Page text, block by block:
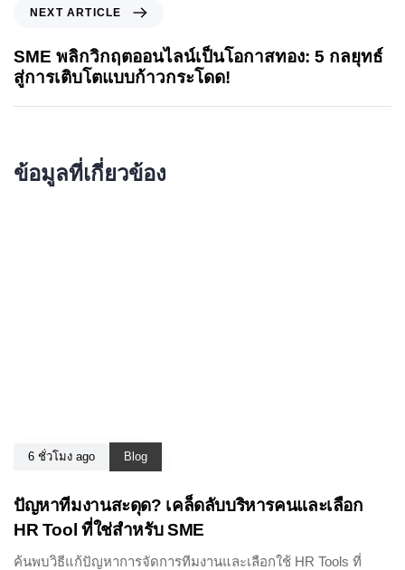
NEXT ARTICLE
SME พลิกวิกฤตออนไลน์เป็นโอกาสทอง: 5 กลยุทธ์
สู่การเติบโตแบบก้าวกระโดด!
ข้อมูลที่เกี่ยวข้อง
6 ชั่วโมง ago Blog
ปัญหาทีมงานสะดุด? เคล็ดลับบริหารคนและเลือก
HR Tool ที่ใช่สำหรับ SME
ค้นพบวิธีแก้ปัญหาการจัดการทีมงานและเลือกใช้ HR Tools ที่